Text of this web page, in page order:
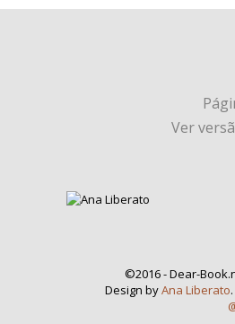
Ver
©2016 - Dear-
Design byAna Liberato